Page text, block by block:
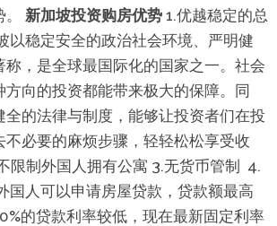
新加坡投资购房优势 1.优越稳定的总
以稳定安全的政治社会环境、严明健
称，是全球最国际化的国家之一。社会
方向的投资都能带来极大的保障。同
全的法律与制度，能够让投资者们在投
不必要的麻烦步骤，轻轻松松享受收
限制外国人拥有公寓 3.无货币管制 4.
国人可以申请房屋贷款，贷款额最高
的贷款利率较低，现在最新固定利率